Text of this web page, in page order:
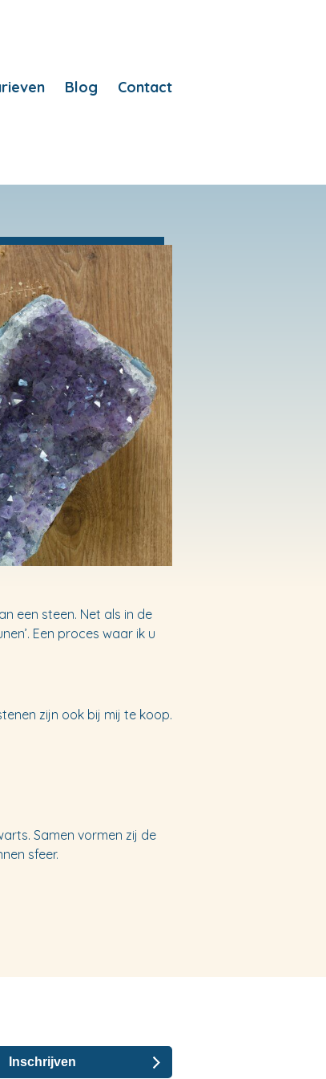
Blog Contact
een steen. Net als in de
Een proces waar ik u
zijn ook bij mij te koop.
Samen vormen zij de
sfeer.